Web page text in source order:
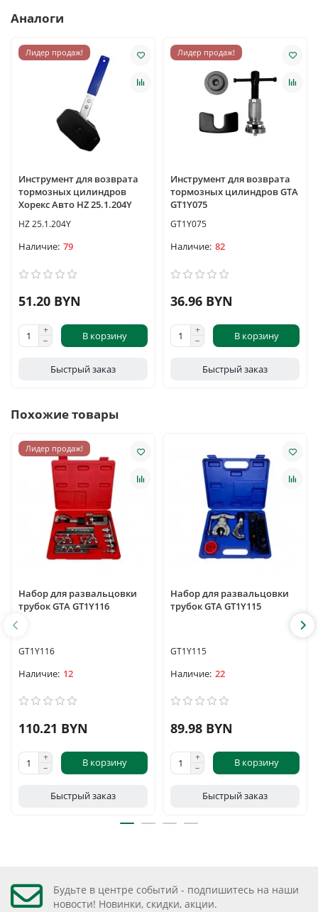
Аналоги
Лидер продаж!
Инструмент для возврата
тормозных цилиндров
Хорекс Авто HZ 25.1.204Y
HZ 25.1.204Y
79
51.20 BYN
В корзину
Быстрый заказ
Лидер продаж!
Инструмент для возврата
тормозных цилиндров GTA
GT1Y075
GT1Y075
82
36.96 BYN
В корзину
Быстрый заказ
Похожие товары
Лидер продаж!
Набор для развальцовки
трубок GTA GT1Y116
GT1Y116
12
110.21 BYN
В корзину
Быстрый заказ
Набор для развальцовки
трубок GTA GT1Y115
GT1Y115
22
89.98 BYN
В корзину
Быстрый заказ
Будьте в центре событий - подпишитесь на наши
новости! Новинки, скидки, акции.